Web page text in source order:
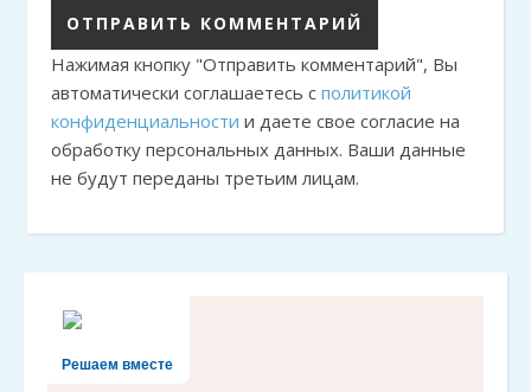
Нажимая кнопку "Отправить комментарий", Вы
автоматически соглашаетесь с политикой
конфиденциальности и даете свое согласие на
обработку персональных данных. Ваши данные
не будут переданы третьим лицам.
Решаем вместе